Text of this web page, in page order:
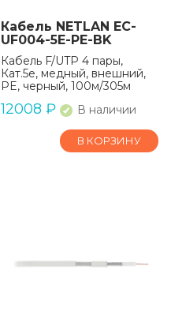
Кабель NETLAN EC-
UF004-5E-PE-BK
Кабель F/UTP 4 пары,
Кат.5е, медный, внешний,
PE, черный, 100м/305м
12008 ₽ В наличии
В КОРЗИНУ